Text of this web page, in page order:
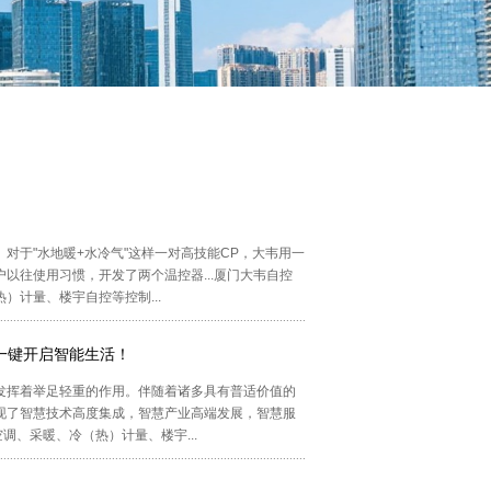
于"水地暖+水冷气"这样一对高技能CP，大韦用一
往使用习惯，开发了两个温控器...厦门大韦自控
计量、楼宇自控等控制...
开启智能生活！
着举足轻重的作用。伴随着诸多具有普适价值的
智慧技术高度集成，智慧产业高端发展，智慧服
、采暖、冷（热）计量、楼宇...